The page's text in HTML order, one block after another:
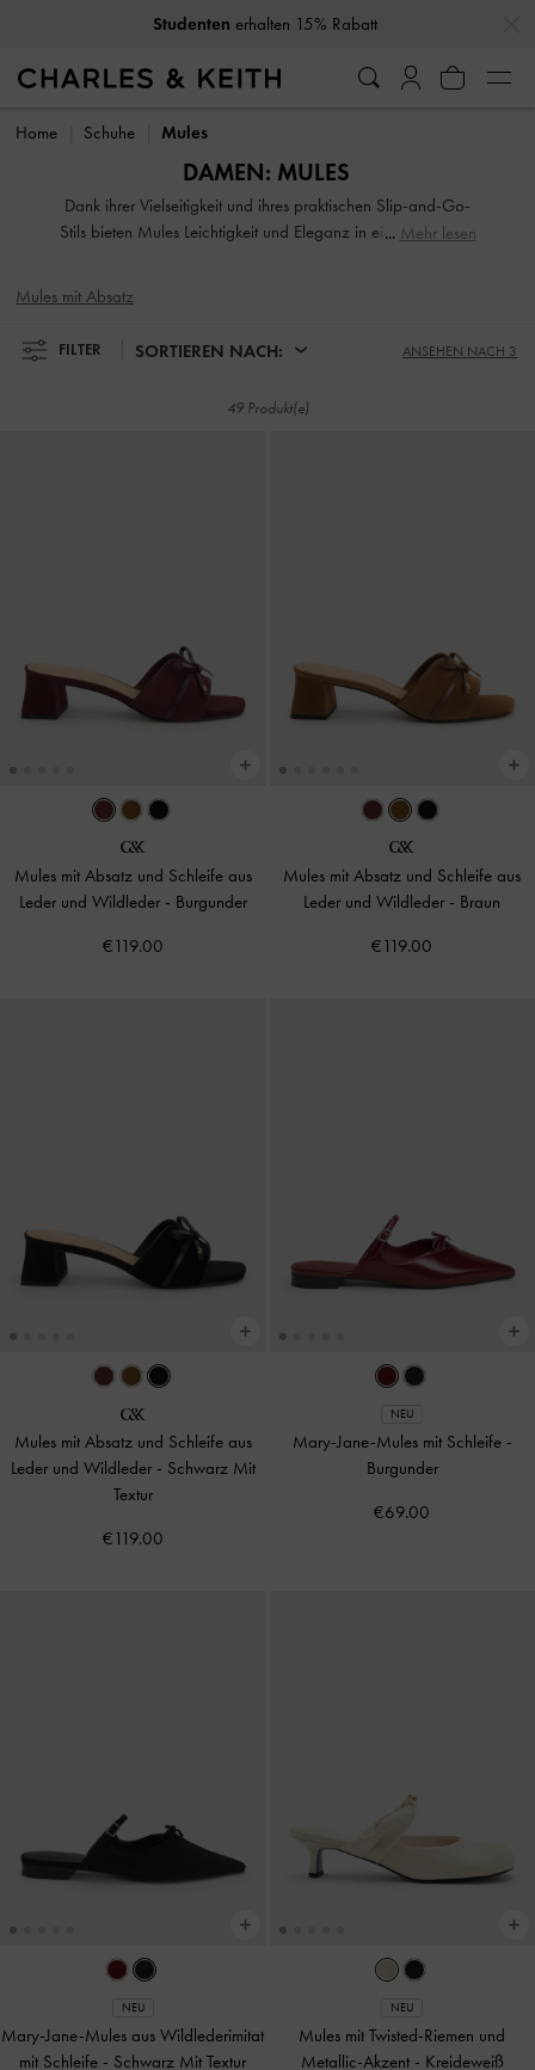
Studenten erhalten 15% Rabatt
Studentenerhalten 15% Rabatt
Home Schuhe Mules
DAMEN: MULES
Dank ihrer Vielseitigkeit und ihres praktischen Slip-and-Go-
Stils bieten Mules Leichtigkeit und Eleganz in einem schicken
nach bürotauglichen Stücken und verspielten Designs mit
verschiedenen Texturen und Absatzhöhen. Ein klassisches
einen androgynen Reiz auszustrahlen, greifen Sie zu Loafer-
Mehr lesen
Mules mit Absatz
FILTER SORTIEREN NACH: ANSEHEN NACH 3
49 Produkt(e)
Mules mit Absatz und Schleife aus
Leder und Wildleder - Burgunder
€119.00
Mules mit Absatz und Schleife aus
Leder und Wildleder - Braun
€119.00
Mules mit Absatz und Schleife aus
Leder und Wildleder - Schwarz Mit
Textur
€119.00
NEU
Mary-Jane-Mules mit Schleife -
Burgunder
€69.00
NEU
Mary-Jane-Mules aus Wildlederimitat
mit Schleife - Schwarz Mit Textur
NEU
Mules mit Twisted-Riemen und
Metallic-Akzent - Kreideweiß